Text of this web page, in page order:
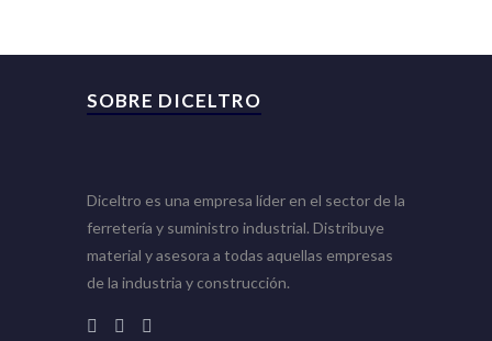
SOBRE DICELTRO
Diceltro es una empresa líder en el sector de la
ferretería y suministro industrial. Distribuye
material y asesora a todas aquellas empresas
de la industria y construcción.